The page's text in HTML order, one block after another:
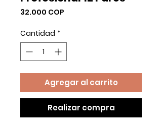
32.000 COP
Cantidad *
Agregar al carrito
Realizar compra